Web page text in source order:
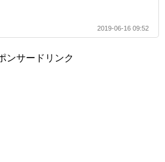
2019-06-16 09:52
ンサードリンク